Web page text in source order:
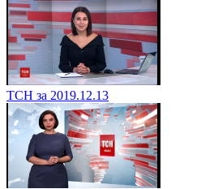
ТСН за 2019.12.13